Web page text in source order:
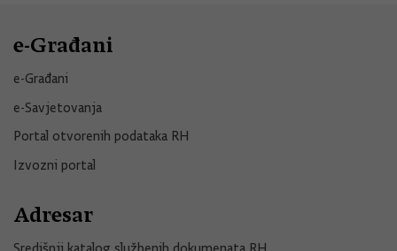
e-Građani
e-Građani
e-Savjetovanja
Portal otvorenih podataka RH
Izvozni portal
Adresar